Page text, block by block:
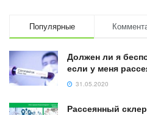
Популярные
Должен ли я
если у меня
31.05.2020
Рассеянный